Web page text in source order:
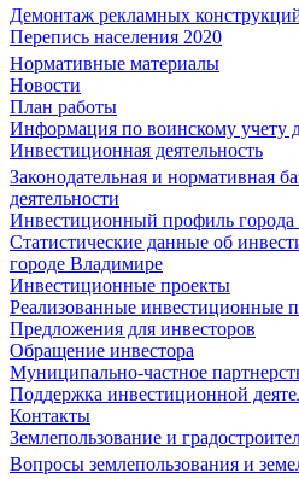
Демонтаж рекламных
Перепись населения 2020
Нормативные материалы
Новости
План работы
Информация по воинскому учету
Инвестиционная деятельность
Законодательная и нормативная
деятельности
Инвестиционный профиль
Статистические данные об
городе Владимире
Инвестиционные проекты
Реализованные инвестиционные
Предложения для инвесторов
Обращение инвестора
Муниципально-частное
Поддержка инвестиционной
Контакты
Землепользование и
Вопросы землепользования и